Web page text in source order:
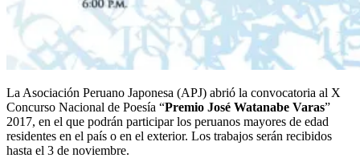
La Asociación Peruano Japonesa (APJ) abrió la convocatoria al X
Concurso Nacional de Poesía “Premio José Watanabe Varas”
2017, en el que podrán participar los peruanos mayores de edad
residentes en el país o en el exterior. Los trabajos serán recibidos
hasta el 3 de noviembre.